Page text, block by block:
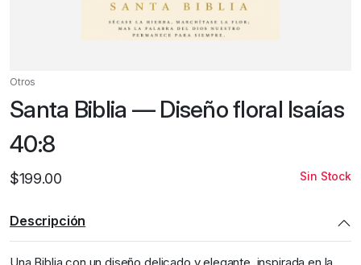
Otros
Santa Biblia — Diseño floral Isaías
40:8
$199.00 Sin Stock
Descripción